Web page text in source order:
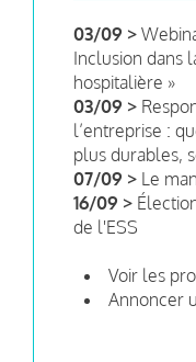
03/09 >
Inclusion dans
hospitalière »
03/09 >
l’entreprise :
plus durables,
07/09 > Le
16/09 >
de l'ESS
Voir les
Annoncer